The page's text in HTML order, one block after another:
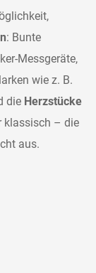
: Bunte
Messgeräte,
wie z. B.
die Herzstücke
klassisch – die
aus.